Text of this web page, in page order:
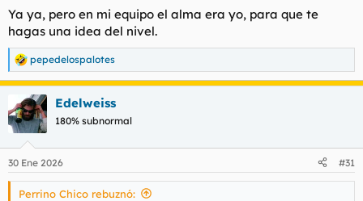
Ya ya, pero en mi equipo el alma era yo, para que te
hagas una idea del nivel.
R
e
a
c
c
i
e
s
pepedelospalotes
Edelweiss
180% subnormal
30 Ene 2026 #31
Perrino Chico rebuznó: